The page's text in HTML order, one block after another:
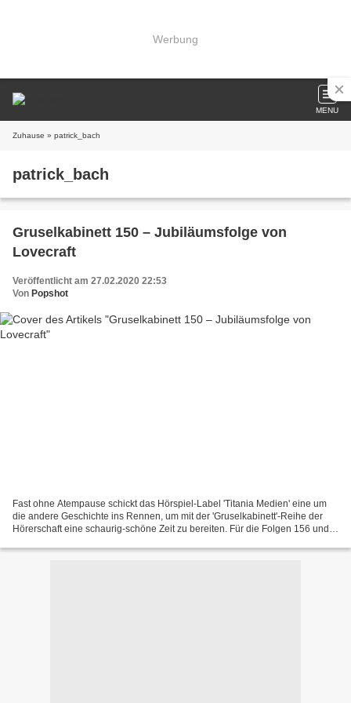
Werbung
MENU
Zuhause » patrick_bach
patrick_bach
Gruselkabinett 150 – Jubiläumsfolge von
Lovecraft
Veröffentlicht am 27.02.2020 22:53
Von Popshot
Fast ohne Atempause schickt das Hörspiel-Label 'Titania Medien' eine um
die andere Geschichte ins Rennen, um mit der 'Gruselkabinett'-Reihe der
Hörerschaft eine schaurig-schöne Zeit zu bereiten. Für die Folgen 156 und